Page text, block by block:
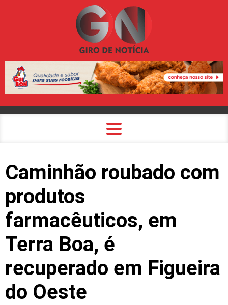
Caminhão roubado com
produtos
farmacêuticos, em
Terra Boa, é
recuperado em Figueira
do Oeste